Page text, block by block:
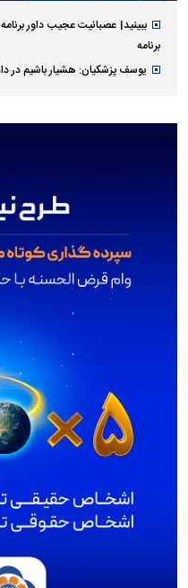
ببینید| عصبانیت عجیب داور
برنامه
یوسف پزشکیان: هشیار باشیم در